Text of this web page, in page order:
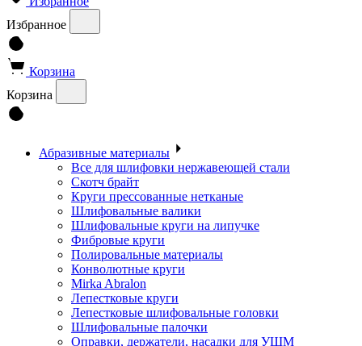
Избранное
Корзина
Корзина
Абразивные материалы
Все для шлифовки нержавеющей стали
Скотч брайт
Круги прессованные нетканые
Шлифовальные валики
Шлифовальные круги на липучке
Фибровые круги
Полировальные материалы
Конволютные круги
Mirka Abralon
Лепестковые круги
Лепестковые шлифовальные головки
Шлифовальные палочки
Оправки, держатели, насадки для УШМ